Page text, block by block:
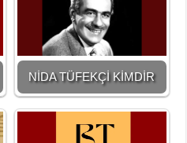
NİDA TÜFEKÇİ KİMDİR